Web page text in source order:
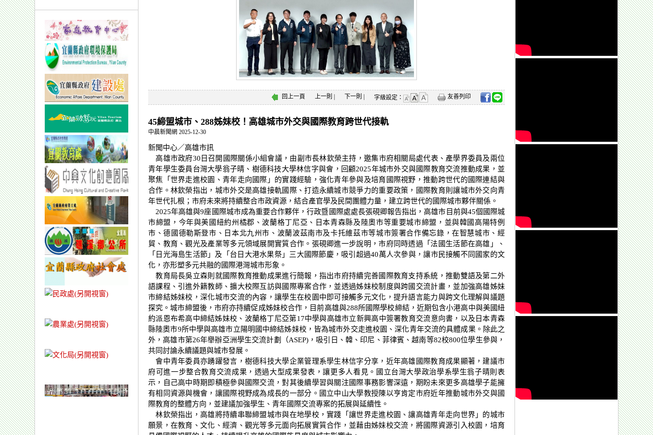
回上一頁 上一則 下一則 字級設定： 友善列印
45締盟城市、288姊妹校！高雄城市外交與國際教育跨世代接軌
中晨新聞網 2025-12-30
新聞中心／高雄市訊
高雄市政府30日召開國際關係小組會議，由副市長林欽榮主持，邀集市府相關局處代表、產學界委員及兩位
青年學生委員台灣大學翁子晴、樹德科技大學林信字與會，回顧2025年城市外交與國際教育交流推動成果，並
聚焦「世界走進校園、青年走向國際」的實踐經驗，強化青年參與及培育國際視野，推動跨世代的國際連結與
合作。林欽榮指出，城市外交是高雄接軌國際、打造永續城市競爭力的重要政策，國際教育則讓城市外交向青
年世代扎根；市府未來將持續整合市政資源，結合產官學及民間團體力量，建立跨世代的國際城市夥伴關係。
2025年高雄與9座國際城市成為重要合作夥伴，行政暨國際處處長張硯卿報告指出，高雄市目前與45個國際城
市締盟，今年與美國紐約州橘郡、波蘭格丁尼亞、日本青森縣及陸奧市等重要城市締盟，並與韓國高陽特例
市、德國德勒斯登市、日本北九州市、波蘭波茲南市及卡托維茲市等城市簽署合作備忘錄，在智慧城市、經
貿、教育、觀光及產業等多元領域展開實質合作。張硯卿進一步說明，市府同時透過「法國生活節在高雄」、
「日光海島生活節」及「台日大港水果祭」三大國際節慶，吸引超過40萬人次參與，讓市民接觸不同國家的文
化，亦形塑多元共融的國際港灣城市形象。
教育局長吳立森則就國際教育推動成果進行簡報，指出市府持續完善國際教育支持系統，推動雙語及第二外
語課程、引進外籍教師、擴大校際互訪與國際專案合作，並透過姊妹校制度與跨國交流計畫，並加強高雄姊妹
市締結姊妹校，深化城市交流的內容，讓學生在校園中即可接觸多元文化，提升語言能力與跨文化理解與議題
探究。城市締盟後，市府亦持續促成姊妹校合作，目前高雄與288所國際學校締結，近期包含小港高中與美國紐
約派恩布希高中締結姊妹校、波蘭格丁尼亞第17中學與高雄市立新興高中簽署教育交流意向書，以及日本青森
縣陸奧市9所中學與高雄市立陽明國中締結姊妹校，皆為城市外交走進校園、深化青年交流的具體成果。除此之
外，高雄市第26年舉辦亞洲學生交流計劃（ASEP)，吸引日、韓、印尼、菲律賓、越南等82校800位學生參與，
共同討論永續議題與城市發展。
會中青年委員亦踴躍發言，樹德科技大學企業管理系學生林信字分享，近年高雄國際教育成果顯著，建議市
府可進一步整合教育交流成果，透過大型成果發表，讓更多人看見。國立台灣大學政治學系學生翁子晴則表
示，自己高中時期即積極參與國際交流，對其後續學習與關注國際事務影響深遠，期盼未來更多高雄學子能擁
有相同資源與機會，讓國際視野成為成長的一部分。國立中山大學教授陳以亨肯定市府近年推動城市外交與國
際教育的整體方向，並建議加強學生、青年國際交流專案的拓展與延續性。
林欽榮指出，高雄將持續串聯締盟城市與在地學校，實踐「讓世界走進校園、讓高雄青年走向世界」的城市
願景，在教育、文化、經濟、觀光等多元面向拓展實質合作，並藉由姊妹校交流，將國際資源引入校園，培育